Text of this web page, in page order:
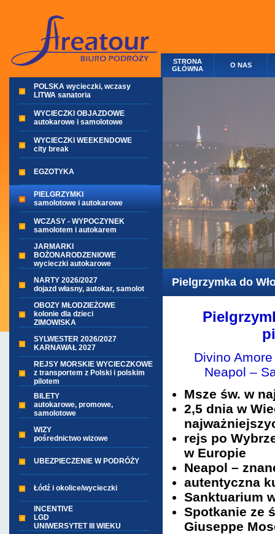
STRONA
GŁÓWNA
O NAS
POLSKA wycieczki, wczasy
LITWA sanatoria
WYCIECZKI OBJAZDOWE
autokarowe i samolotowe
WYCIECZKI WEEKENDOWE
city break
EGZOTYKA
PIELGRZYMKI
samolotowe i autokarowe
WCZASY - WYPOCZYNEK
samolotem i autokarem
JARMARKI
BOŻONARODZENIOWE
wycieczki autokarowe
NARTY 2026/2027
dojazd własny, autokar, samolot
OBOZY MŁODZIEŻOWE
kolonie dla dzieci
ZIMOWISKA
SYLWESTER 2026/2027
KARNAWAŁ 2027
REJSY MORSKIE WYCIECZKOWE
z transportem z Polski i polskim
pilotem
BILETY
autokarowe, promowe,
samolotowe
WIZY
pośrednictwo wizowe
UBEZPIECZENIE W PODRÓŻY
Łódź i okolice/wycieczki
INCENTIVE
LGD
UNIWERSYTET III WIEKU
Pielgrzymka do
Divino
Neapol –
Msze św. w
2,5 dnia w
rejs po
w Europie
Neapol –
autentyczna
Sanktuarium
Spotkanie ze
Giuseppe